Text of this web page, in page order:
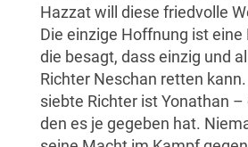
Hazzat will diese friedvolle
Die einzige Hoffnung ist eine
die besagt, dass einzig und
Richter Neschan retten
siebte Richter ist Yonathan –
den es je gegeben hat.